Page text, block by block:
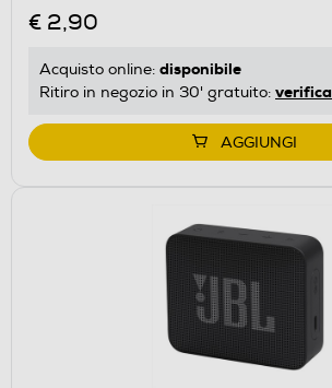
€ 2,90
Acquisto online: disponibile
Ritiro in negozio in 30' gratuito: verifica
AGGIUNGI